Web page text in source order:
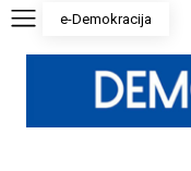
e-Demokracija